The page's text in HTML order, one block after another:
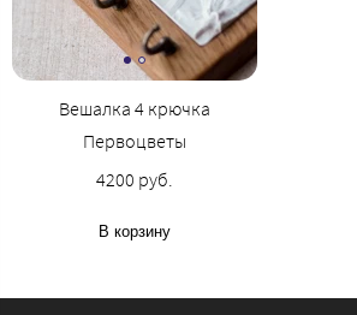
Вешалка 4 крючка
Первоцветы
4200 руб.
В корзину